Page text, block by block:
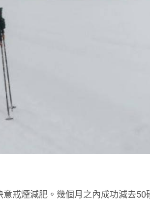
戒煙減肥。幾個月之內成功減去50